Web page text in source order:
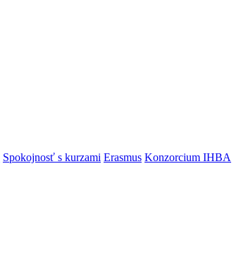
Spokojnosť s kurzami Erasmus Konzorcium IHBA